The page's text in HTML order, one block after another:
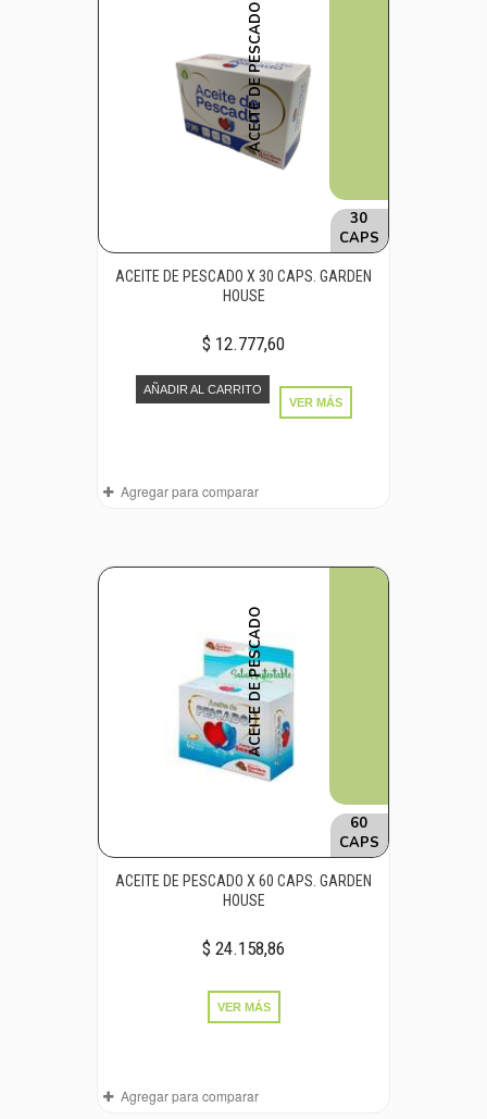
ACEITE DE PESCADO
30
CAPS
ACEITE DE PESCADO X 30 CAPS. GARDEN
HOUSE
$ 12.777,60
AÑADIR AL CARRITO
VER MÁS
Agregar para comparar
ACEITE DE PESCADO
60
CAPS
ACEITE DE PESCADO X 60 CAPS. GARDEN
HOUSE
$ 24.158,86
VER MÁS
Agregar para comparar